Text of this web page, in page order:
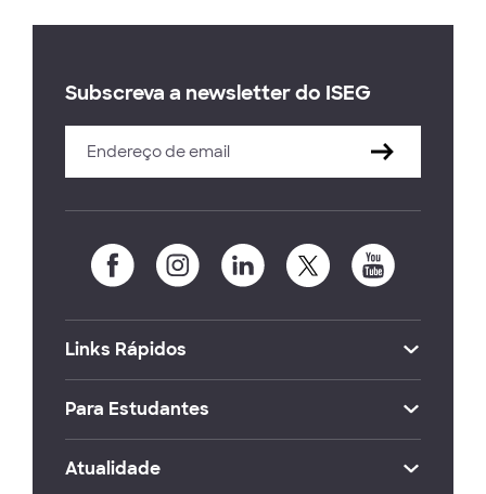
Subscreva a newsletter do ISEG
Links Rápidos
Para Estudantes
Atualidade